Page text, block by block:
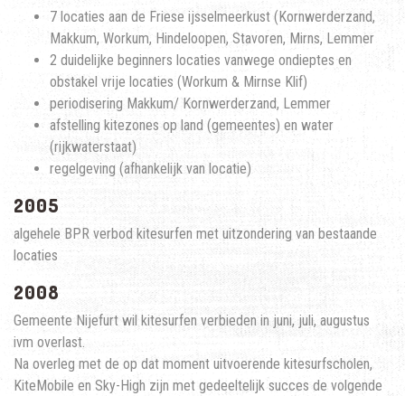
7 locaties aan de Friese ijsselmeerkust (Kornwerderzand,
Makkum, Workum, Hindeloopen, Stavoren, Mirns, Lemmer
2 duidelijke beginners locaties vanwege ondieptes en
obstakel vrije locaties (Workum & Mirnse Klif)
periodisering Makkum/ Kornwerderzand, Lemmer
afstelling kitezones op land (gemeentes) en water
(rijkwaterstaat)
regelgeving (afhankelijk van locatie)
2005
algehele BPR verbod kitesurfen met uitzondering van bestaande
locaties
2008
Gemeente Nijefurt wil kitesurfen verbieden in juni, juli, augustus
ivm overlast.
Na overleg met de op dat moment uitvoerende kitesurfscholen,
KiteMobile en Sky-High zijn met gedeeltelijk succes de volgende